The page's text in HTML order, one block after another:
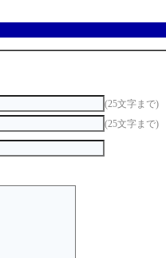
(25文字まで)
(25文字まで)